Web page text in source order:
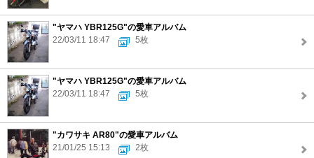
"ヤマハ YBR125G"の愛車アルバム
22/03/11 18:47
5枚
"ヤマハ YBR125G"の愛車アルバム
22/03/11 18:47
5枚
"カワサキ AR80"の愛車アルバム
21/01/25 15:13
2枚